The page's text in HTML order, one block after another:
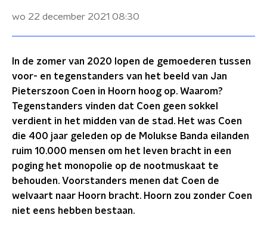
wo 22 december 2021 08:30
In de zomer van 2020 lopen de gemoederen tussen
voor- en tegenstanders van het beeld van Jan
Pieterszoon Coen in Hoorn hoog op. Waarom?
Tegenstanders vinden dat Coen geen sokkel
verdient in het midden van de stad. Het was Coen
die 400 jaar geleden op de Molukse Banda eilanden
ruim 10.000 mensen om het leven bracht in een
poging het monopolie op de nootmuskaat te
behouden. Voorstanders menen dat Coen de
welvaart naar Hoorn bracht. Hoorn zou zonder Coen
niet eens hebben bestaan.